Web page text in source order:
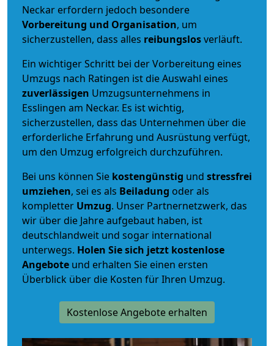
Neckar erfordern jedoch besondere
Vorbereitung und Organisation, um
sicherzustellen, dass alles reibungslosverläuft.
Ein wichtiger Schritt bei der Vorbereitung eines
Umzugs nach Ratingen ist die Auswahl eines
zuverlässigen Umzugsunternehmens in
Esslingen am Neckar. Es ist wichtig,
sicherzustellen, dass das Unternehmen über die
erforderliche Erfahrung und Ausrüstung verfügt,
um den Umzug erfolgreich durchzuführen.
Bei uns können Sie kostengünstig und stressfrei
umziehen, sei es als Beiladung oder als
kompletter Umzug. Unser Partnernetzwerk, das
wir über die Jahre aufgebaut haben, ist
deutschlandweit und sogar international
unterwegs. Holen Sie sich jetzt kostenlose
Angebote und erhalten Sie einen ersten
Überblick über die Kosten für Ihren Umzug.
Kostenlose Angebote erhalten